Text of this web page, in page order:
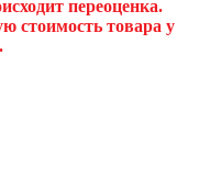
переоценка.
стоимость товара у